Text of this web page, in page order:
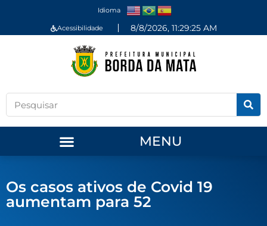
Idioma
Acessibilidade 8/8/2026, 11:29:25 AM
MENU
Os casos ativos de Covid 19
aumentam para 52